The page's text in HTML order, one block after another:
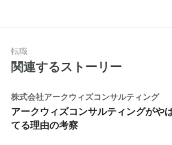
転職
関連するストーリー
株式会社アークウィズコンサルティング
アークウィズコンサルティングがや
てる理由の考察